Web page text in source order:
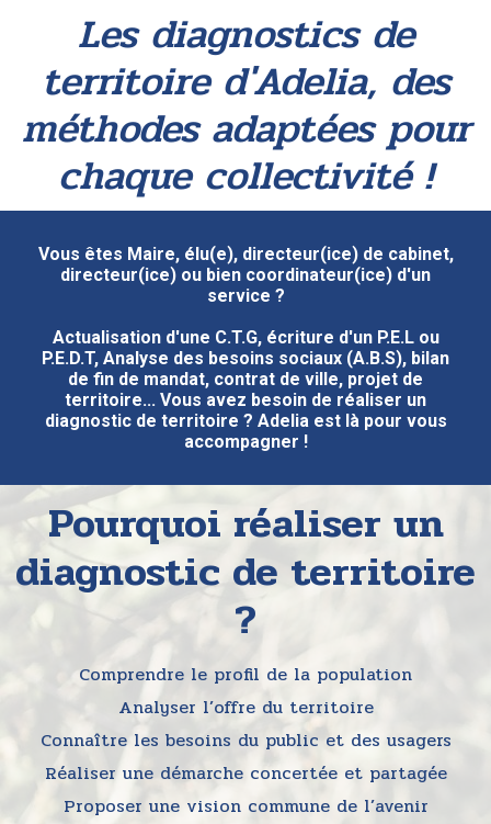
Les diagnostics de
territoire d'Adelia, des
méthodes adaptées pour
chaque collectivité !
Vous êtes Maire, élu(e), directeur(ice) de cabinet,
directeur(ice) ou bien coordinateur(ice) d'un
service ?
Actualisation d'une C.T.G, écriture d'un P.E.L ou
P.E.D.T, Analyse des besoins sociaux (A.B.S), bilan
de fin de mandat, contrat de ville, projet de
territoire... Vous avez besoin de réaliser un
diagnostic de territoire ? Adelia est là pour vous
accompagner !
Pourquoi réaliser un
diagnostic de territoire
?
Comprendre le profil de la population
Analyser l’offre du territoire
Connaître les besoins du public et des usagers
Réaliser une démarche concertée et partagée
Proposer une vision commune de l’avenir